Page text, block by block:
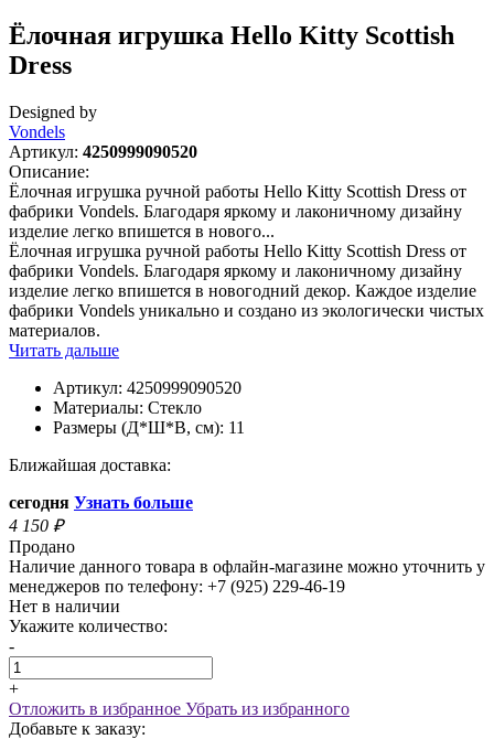
Ёлочная игрушка Hello Kitty Scottish
Dress
Designed by
Vondels
Артикул: 4250999090520
Описание:
Ёлочная игрушка ручной работы Hello Kitty Scottish Dress от
фабрики Vondels. Благодаря яркому и лаконичному дизайну
изделие легко впишется в нового...
Ёлочная игрушка ручной работы Hello Kitty Scottish Dress от
фабрики Vondels. Благодаря яркому и лаконичному дизайну
изделие легко впишется в новогодний декор. Каждое изделие
фабрики Vondels уникально и создано из экологически чистых
материалов.
Читать дальше
Артикул: 4250999090520
Материалы: Стекло
Размеры (Д*Ш*В, см): 11
Ближайшая доставка:
сегодня Узнать больше
4 150 ₽
Продано
Наличие данного товара в офлайн-магазине можно уточнить у
менеджеров по телефону: +7 (925) 229-46-19
Нет в наличии
Укажите количество:
-
+
Отложить в избранное Убрать из избранного
Добавьте к заказу: